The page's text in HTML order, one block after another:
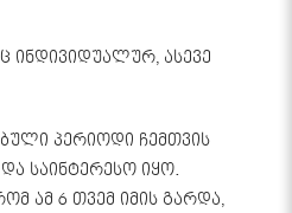
ინდივიდუალურ, ასევე
პერიოდი ჩემთვის
საინტერესო იყო.
ამ 6 თვემ იმის გარდა,